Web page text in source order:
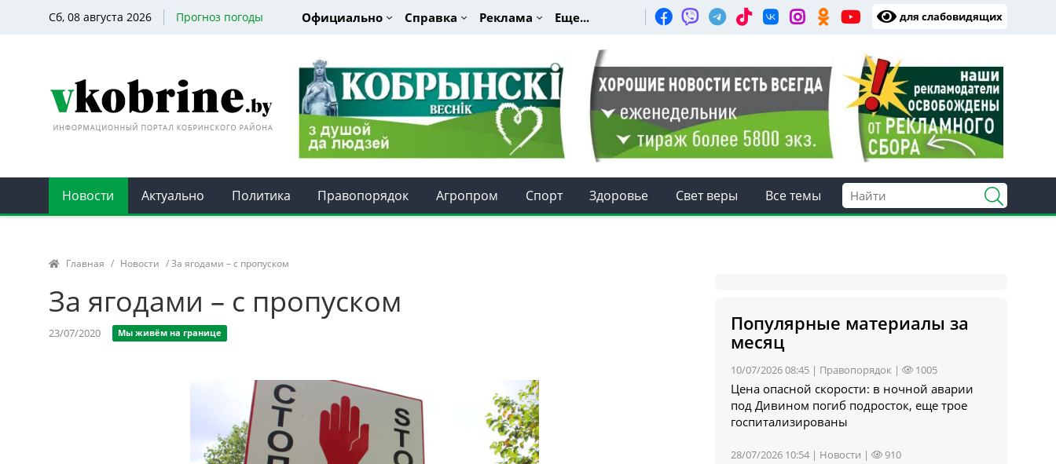
Сб, 08 августа 2026 Прогноз погоды Официально Справка Реклама Еще... для слабовидящих
Новости Актуально Политика Правопорядок Агропром Спорт Здоровье Свет веры Все темы
Главная / Новости / За ягодами – с пропуском
За ягодами – с пропуском
23/07/2020 Мы живём на границе
Популярные материалы за
месяц
10/07/2026 08:45 | Правопорядок | 1005
Цена опасной скорости: в ночной аварии
под Дивином погиб подросток, еще трое
госпитализированы
28/07/2026 10:54 | Новости | 910